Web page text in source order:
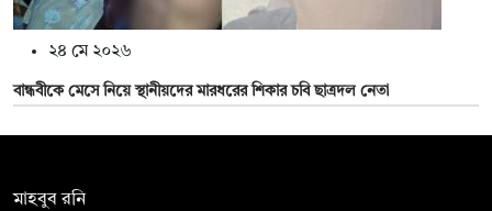
২৪ মে ২০২৬
বান্ধবীকে মেসে নিয়ে স্থানীয়দের মারধরের শিকার চবি ছাত্রদল নেতা
মাহবুব রনি